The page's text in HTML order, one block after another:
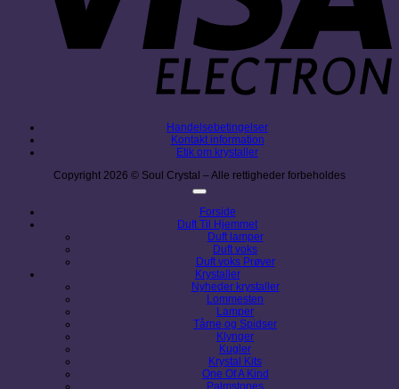
Handelsebetingelser
Kontakt information
Etik om krystaller
Copyright 2026 © Soul Crystal – Alle rettigheder forbeholdes
Forside
Duft Til Hjemmet
Duft lamper
Duft voks
Duft voks Prøver
Krystaller
Nyheder krystaller
Lommesten
Lamper
Tårne og Spidser
Klynger
Kugler
Krystal Kits
One Of A Kind
Palmstones